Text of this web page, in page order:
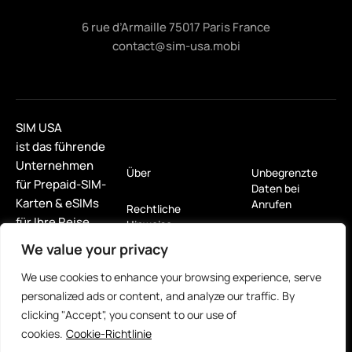
We value your privacy
We use cookies to enhance your browsing experience, serve
personalized ads or content, and analyze our traffic. By
clicking "Accept", you consent to our use of
cookies. Cookie-Richtlinie
6 rue d’Armaille 75017 Paris France
contact@sim-usa.mobi
SIM USA
ist das führende
Unternehmen
für Prepaid-SIM-
Karten & eSIMs
für Ihre Reise
nach
Nordamerika.
Über
Rechtliche
Hinweise
Verkaufsbedingungen
Rückerstattung &
Rückgabebedingungen
Unbegrenzte
Daten bei
Anrufen
eSIM